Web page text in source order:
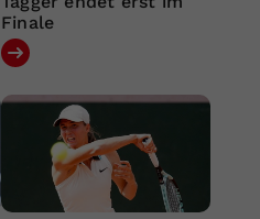
Finale